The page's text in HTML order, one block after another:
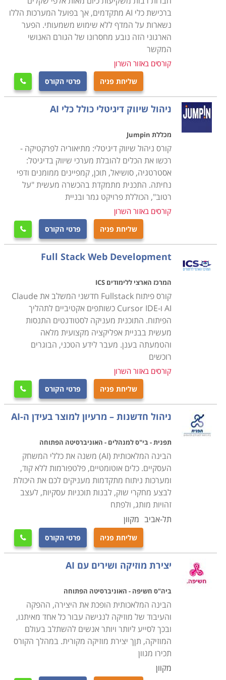
היבול וניטור הקרקע, זיהוי מזיקים, פעולות חקלאות
אוטומטיות וחיזוי יבול. בתחום הבידור, משתמשים בבינה
המלאכותית במשחקים, מערכות המלצות תוכן וחוויות מציאות
מדומה. בתחום התוכן משמשת הבינה המלאכותית לצורך
יצירת תכנים שיווקיים ותכנים אינפורמטיביים. בינה
מלאכותית יכולה לעבד ולהבין את השפה האנושית, מה
שמאפשר לה לתפעל עוזרות קוליות ולתרגם שפות.
מעצם טיבה של הבינה המלאכותית היא מתפרשת על פני
תחומים רבים, כך שלימודי בינה מלאכותית מתמקדים בדרך
כלל בתחום אחד או שניים בלבד, והם מעניקים לכם את
היכולת להשתמש בכלי ה- AI על מנת להגיע לתוצאות
האופטימליות. הבינה המלאכותית היא העתיד, והעתיד כבר
כאן. אם לא תלמדו כיצד להשתמש ב- AI תיוותרו מאחור.
ברכישת כלי AI מתקדמים, אך בפועל המערכות הללו
נשארות על המדף ללא שימוש משמעותי. הפער
הארגוני הזה נובע מחסרונו של הגורם האנושי
המקשר
קורסים באזור השרון
שליחת פניה פרטי הקורס 
ניהול שיווק דיגיטלי כולל כלי AI
מכללת Jumpin
קורס ניהול שיווק דיגיטלי: מתיאוריה לפרקטיקה -
רכשו את הכלים להובלת מערכי שיווק בדיגיטל:
אסטרטגיה, סושיאל, תוכן, קמפיינים ממומנים ודפי
נחיתה. התכנית מתמקדת בהכשרה מעשית "על
רטוב", הכוללת פרויקט גמר ובניית
קורסים באזור השרון
שליחת פניה פרטי הקורס 
Full Stack Web Development
המרכז הארצי ללימודים ICS
קורס פיתוח Fullstack חדשני המשלב את Claude
AI ו-Cursor IDE כשותפים אקטיביים לתהליך
הפיתוח. התוכנית מעניקה לסטודנטים התנסות
מעשית בבניית אפליקציה מקצועית מלאה
והטמעתה בענן. מעבר לידע הטכני, הבוגרים
רוכשים
קורסים באזור השרון
שליחת פניה פרטי הקורס 
ניהול חדשנות – מרעיון למוצר בעידן ה-AI
תפנית - בי"ס למנהלים - האוניברסיטה הפתוחה
הבינה המלאכותית (AI) משנה את כללי המשחק
העסקיים. כלים אוטומטיים, פלטפורמות ללא קוד,
ומערכות ניתוח מתקדמות מעניקים לכם את היכולת
לבצע מחקרי שוק, לבנות תוכניות עסקיות, לעצב
זהויות מותג, ולפתח
תל-אביב מקוון
שליחת פניה פרטי הקורס 
יצירת מוזיקה ושירים עם AI
ביה"ס חשיפה - האוניברסיטה הפתוחה
הבינה המלאכותית הופכת את היצירה, ההפקה
והעיבוד של מוזיקה לנגישה עבור כל אחד מאיתנו,
ובכך לסייע ליותר ויותר אנשים להשתלב בעולם
המוזיקה, תןך יצירת מוזיקה מקורית. במהלך הקורס
תכירו מגוון
מקוון